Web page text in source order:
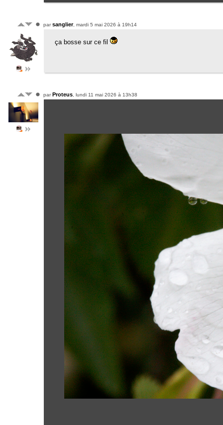
parsanglier, mardi 5 mai 2026 à 19h14
ça bosse sur ce fil
parProteus , lundi 11 mai 2026 à 13h38